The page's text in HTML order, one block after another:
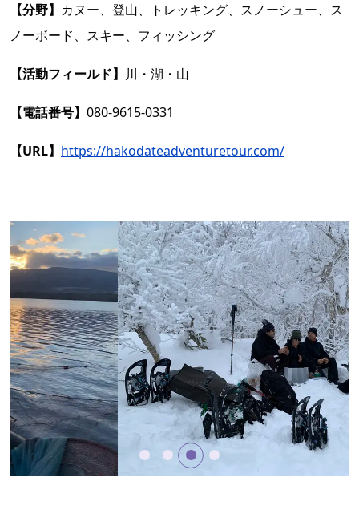
【分野】 カヌー、登山、トレッキング、スノーシュー、ス
ノーボード、スキー、フィッシング
【活動フィールド】 川・湖・山
【電話番号】 080-9615-0331
【URL】 https://hakodateadventuretour.com/